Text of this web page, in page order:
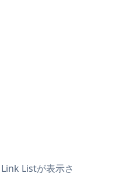
Listが表示さ